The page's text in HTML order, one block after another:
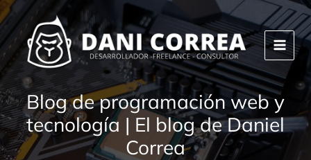
Ir
al
contenido
Blog de programación web y
tecnología | El blog de Daniel
Correa